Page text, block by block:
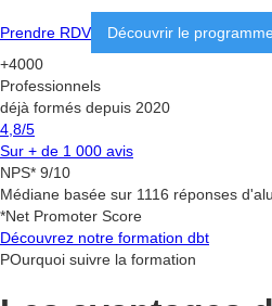
Prendre RDV
Découvrir le
+4000
Professionnels
déjà formés depuis 2020
4,8/5
Sur + de 1 000 avis
NPS* 9/10
Médiane basée sur 1116 réponses
*Net Promoter Score
Découvrez notre formation dbt
POurquoi suivre la formation